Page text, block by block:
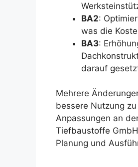
BA2:
was die
BA3:
darauf
Mehrere
bessere Nutzung
Anpassungen an
Tiefbaustoffe
Planung und